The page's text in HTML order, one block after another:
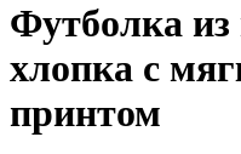
Футболка
хлопка с
принтом